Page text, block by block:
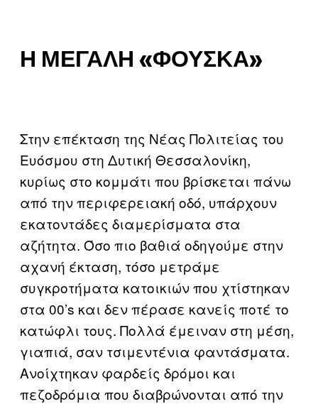
Η ΜΕΓΆΛΗ «ΦΟΎΣΚΑ»
Στην επέκταση της Νέας Πολιτείας του
Ευόσμου στη Δυτική Θεσσαλονίκη,
κυρίως στο κομμάτι που βρίσκεται πάνω
από την περιφερειακή οδό, υπάρχουν
εκατοντάδες διαμερίσματα στα
αζήτητα. Όσο πιο βαθιά οδηγούμε στην
αχανή έκταση, τόσο μετράμε
συγκροτήματα κατοικιών που χτίστηκαν
στα 00’s και δεν πέρασε κανείς ποτέ το
κατώφλι τους. Πολλά έμειναν στη μέση,
γιαπιά, σαν τσιμεντένια φαντάσματα.
Ανοίχτηκαν φαρδείς δρόμοι και
πεζοδρόμια που διαβρώνονται από την